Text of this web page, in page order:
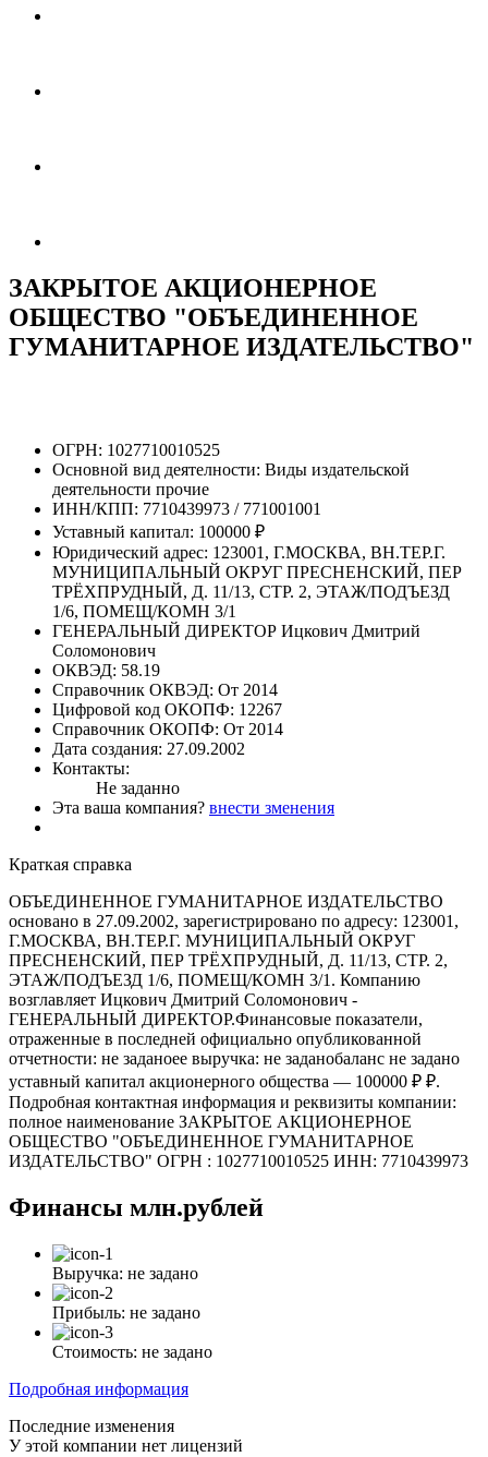
ЗАКРЫТОЕ АКЦИОНЕРНОЕ
ОБЩЕСТВО "ОБЪЕДИНЕННОЕ
ГУМАНИТАРНОЕ ИЗДАТЕЛЬСТВО"
ОГРН: 1027710010525
Основной вид деятелности: Виды издательской
деятельности прочие
ИНН/КПП: 7710439973 / 771001001
Уставный капитал: 100000 ₽
Юридический адрес: 123001, Г.МОСКВА, ВН.ТЕР.Г.
МУНИЦИПАЛЬНЫЙ ОКРУГ ПРЕСНЕНСКИЙ, ПЕР
ТРЁХПРУДНЫЙ, Д. 11/13, СТР. 2, ЭТАЖ/ПОДЪЕЗД
1/6, ПОМЕЩ/КОМН 3/1
ГЕНЕРАЛЬНЫЙ ДИРЕКТОР Ицкович Дмитрий
Соломонович
ОКВЭД: 58.19
Справочник ОКВЭД: От 2014
Цифровой код ОКОПФ: 12267
Справочник ОКОПФ: От 2014
Дата создания: 27.09.2002
Контакты:
Не заданно
Эта ваша компания? внести зменения
Краткая справка
ОБЪЕДИНЕННОЕ ГУМАНИТАРНОЕ ИЗДАТЕЛЬСТВО
основано в 27.09.2002, зарегистрировано по адресу: 123001,
Г.МОСКВА, ВН.ТЕР.Г. МУНИЦИПАЛЬНЫЙ ОКРУГ
ПРЕСНЕНСКИЙ, ПЕР ТРЁХПРУДНЫЙ, Д. 11/13, СТР. 2,
ЭТАЖ/ПОДЪЕЗД 1/6, ПОМЕЩ/КОМН 3/1. Компанию
возглавляет Ицкович Дмитрий Соломонович -
ГЕНЕРАЛЬНЫЙ ДИРЕКТОР.Финансовые показатели,
отраженные в последней официально опубликованной
отчетности: не заданоее выручка: не заданобаланс не задано
уставный капитал акционерного общества — 100000 ₽ ₽.
Подробная контактная информация и реквизиты компании:
полное наименование ЗАКРЫТОЕ АКЦИОНЕРНОЕ
ОБЩЕСТВО "ОБЪЕДИНЕННОЕ ГУМАНИТАРНОЕ
ИЗДАТЕЛЬСТВО" ОГРН : 1027710010525 ИНН: 7710439973
Финансы млн.рублей
Выручка: не задано
Прибыль: не задано
Стоимость: не задано
Подробная информация
Последние изменения
У этой компании нет лицензий